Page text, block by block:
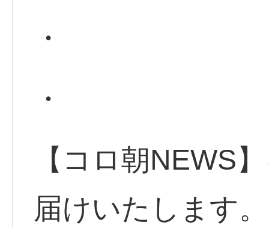
・
・
【コロ朝NEWS
届けいたします。